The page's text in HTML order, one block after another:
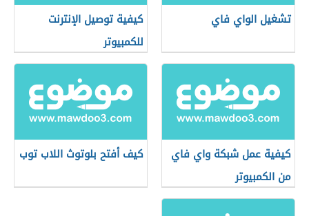
تشغيل الواي فاي
كيفية توصيل الإنترنت
للكمبيوتر
كيفية عمل شبكة واي فاي
من الكمبيوتر
كيف أفتح بلوتوث اللاب توب